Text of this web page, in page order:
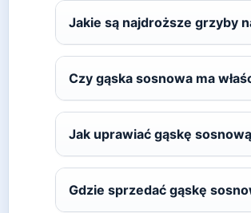
Jakie są najdroższe grzyby
Czy gąska sosnowa ma
Jak uprawiać gąskę
Gdzie sprzedać gąskę